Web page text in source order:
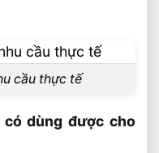
cầu thực tế
dùng được cho